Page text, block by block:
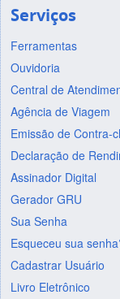
Serviços
Ferramentas
Ouvidoria
Central de
Agência de Viagem
Emissão de Contra-
Declaração de
Assinador Digital
Gerador GRU
Sua Senha
Esqueceu sua
Cadastrar Usuário
Livro Eletrônico